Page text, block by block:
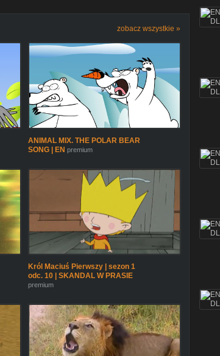
zobacz wszystkie »
ANIMAL MIX. THE POLAR BEAR
SONG | EN premium
Król Maciuś Pierwszy | sezon 1
odc. 10 | SKANDAL W PRASIE
premium